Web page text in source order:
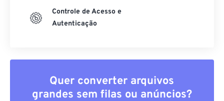
Controle de Acesso e
Autenticação
Quer converter arquivos
grandes sem filas ou anúncios?